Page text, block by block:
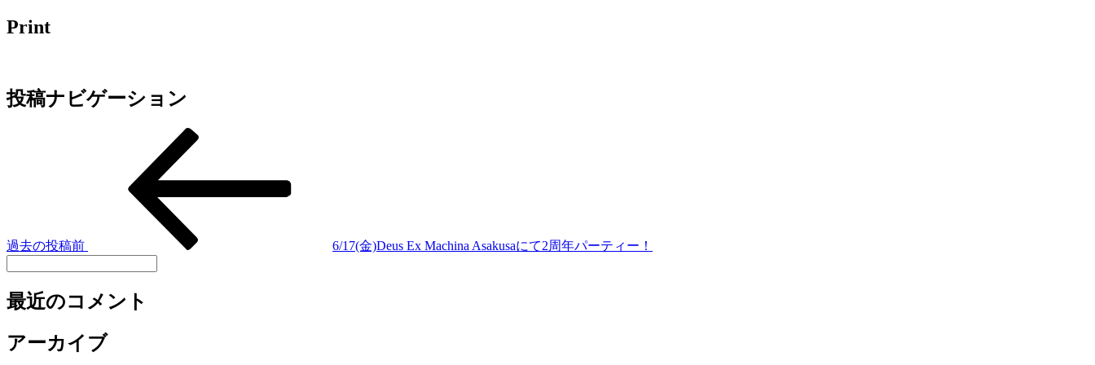
Print
投稿ナビゲーション
過去の投稿前 6/17(金)Deus Ex Machina Asakusaにて2周年パーティー！
最近のコメント
アーカイブ